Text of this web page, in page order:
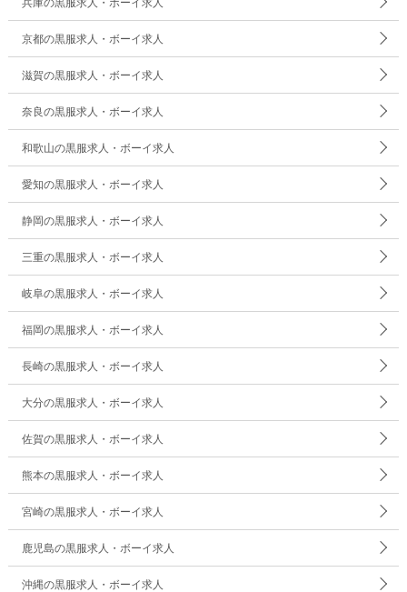
京都の黒服求人・ボーイ求人
滋賀の黒服求人・ボーイ求人
奈良の黒服求人・ボーイ求人
和歌山の黒服求人・ボーイ求人
愛知の黒服求人・ボーイ求人
静岡の黒服求人・ボーイ求人
三重の黒服求人・ボーイ求人
岐阜の黒服求人・ボーイ求人
福岡の黒服求人・ボーイ求人
長崎の黒服求人・ボーイ求人
大分の黒服求人・ボーイ求人
佐賀の黒服求人・ボーイ求人
熊本の黒服求人・ボーイ求人
宮崎の黒服求人・ボーイ求人
鹿児島の黒服求人・ボーイ求人
沖縄の黒服求人・ボーイ求人